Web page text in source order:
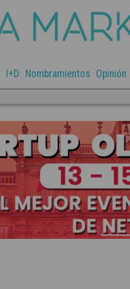
I+D Nombramientos Opinión